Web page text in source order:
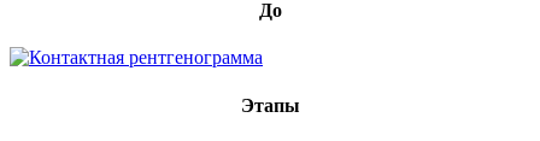
До
Этапы